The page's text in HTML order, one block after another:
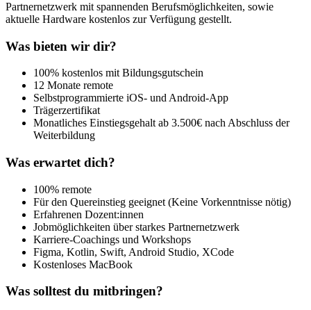
Partnernetzwerk mit spannenden Berufsmöglichkeiten, sowie
aktuelle Hardware kostenlos zur Verfügung gestellt.
Was bieten wir dir?
100% kostenlos mit Bildungsgutschein
12 Monate remote
Selbstprogrammierte iOS- und Android-App
Trägerzertifikat
Monatliches Einstiegsgehalt ab 3.500€ nach Abschluss der
Weiterbildung
Was erwartet dich?
100% remote
Für den Quereinstieg geeignet (Keine Vorkenntnisse nötig)
Erfahrenen Dozent:innen
Jobmöglichkeiten über starkes Partnernetzwerk
Karriere-Coachings und Workshops
Figma, Kotlin, Swift, Android Studio, XCode
Kostenloses MacBook
Was solltest du mitbringen?